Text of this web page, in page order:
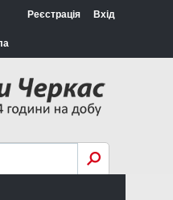
Реєстрація Вхід